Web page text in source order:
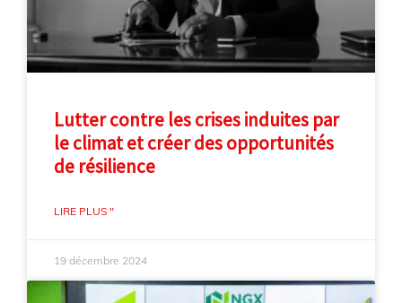
Lutter contre les crises induites par
le climat et créer des opportunités
de résilience
LIRE PLUS "
19 décembre 2024